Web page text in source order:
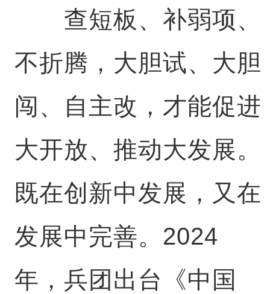
查短板、补弱项、
不折腾，大胆试、大胆
闯、自主改，才能促进
大开放、推动大发展。
既在创新中发展，又在
发展中完善。2024
年，兵团出台《中国